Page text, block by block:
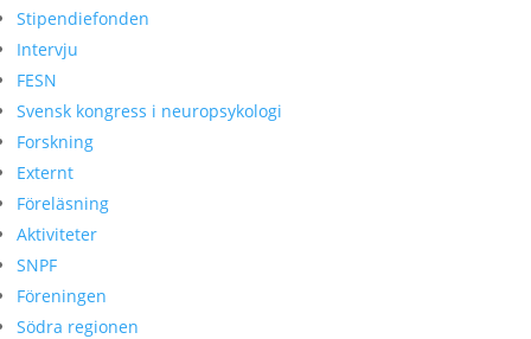
Stipendiefonden
Intervju
FESN
Svensk kongress i neuropsykologi
Forskning
Externt
Föreläsning
Aktiviteter
SNPF
Föreningen
Södra regionen